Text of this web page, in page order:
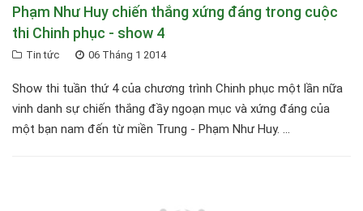
Phạm Như Huy chiến thắng xứng đáng trong cuộc
thi Chinh phục - show 4
Tin tức 06 Tháng 1 2014
Show thi tuần thứ 4 của chương trình Chinh phục một lần nữa
vinh danh sự chiến thắng đầy ngoạn mục và xứng đáng của
một bạn nam đến từ miền Trung - Phạm Như Huy. ...